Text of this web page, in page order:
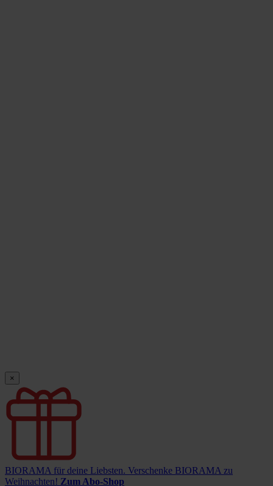
×
BIORAMA für deine Liebsten. Verschenke BIORAMA zu
Weihnachten! Zum Abo-Shop